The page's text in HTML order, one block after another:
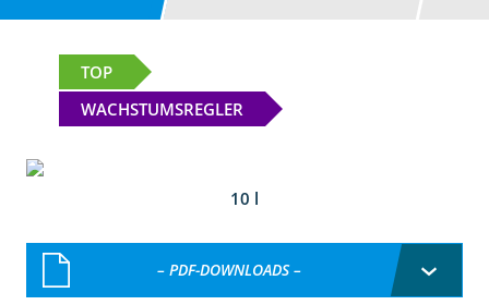
TOP
WACHSTUMSREGLER
10 l
– PDF-DOWNLOADS –